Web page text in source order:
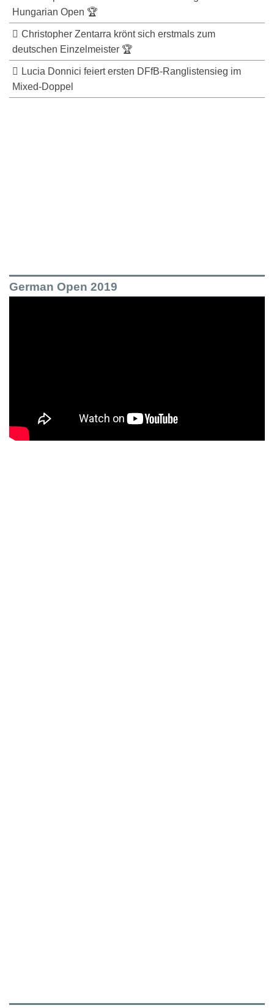
Hungarian Open 🏆
Christopher Zentarra krönt sich erstmals zum
deutschen Einzelmeister 🏆
Lucia Donnici feiert ersten DFfB-Ranglistensieg im
Mixed-Doppel
German Open 2019